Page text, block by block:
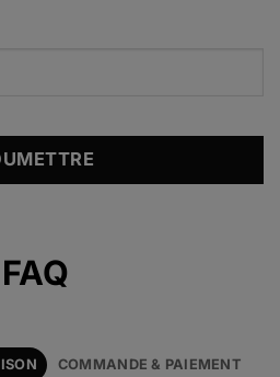
FAQ
COMMANDE & PAIEMENT